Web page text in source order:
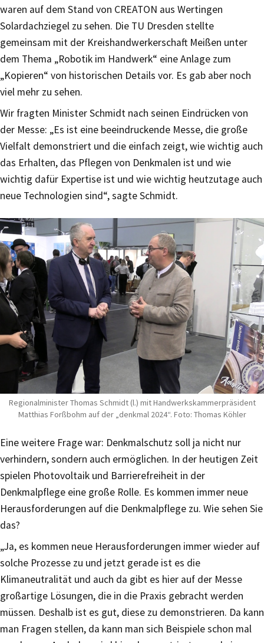
waren auf dem Stand von CREATON aus Wertingen
Solardachziegel zu sehen. Die TU Dresden stellte
gemeinsam mit der Kreishandwerkerschaft Meißen unter
dem Thema „Robotik im Handwerk“ eine Anlage zum
„Kopieren“ von historischen Details vor. Es gab aber noch
viel mehr zu sehen.
Wir fragten Minister Schmidt nach seinen Eindrücken von
der Messe: „Es ist eine beeindruckende Messe, die große
Vielfalt demonstriert und die einfach zeigt, wie wichtig auch
das Erhalten, das Pflegen von Denkmalen ist und wie
wichtig dafür Expertise ist und wie wichtig heutzutage auch
neue Technologien sind“, sagte Schmidt.
Regionalminister Thomas Schmidt (l.) mit Handwerkskammerpräsident
Matthias Forßbohm auf der „denkmal 2024“. Foto: Thomas Köhler
Eine weitere Frage war: Denkmalschutz soll ja nicht nur
verhindern, sondern auch ermöglichen. In der heutigen Zeit
spielen Photovoltaik und Barrierefreiheit in der
Denkmalpflege eine große Rolle. Es kommen immer neue
Herausforderungen auf die Denkmalpflege zu. Wie sehen Sie
das?
„Ja, es kommen neue Herausforderungen immer wieder auf
solche Prozesse zu und jetzt gerade ist es die
Klimaneutralität und auch da gibt es hier auf der Messe
großartige Lösungen, die in die Praxis gebracht werden
müssen. Deshalb ist es gut, diese zu demonstrieren. Da kann
man Fragen stellen, da kann man sich Beispiele schon mal